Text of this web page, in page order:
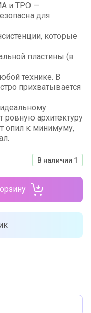
и TPO —
для
которые
пластины (в
технике. В
прихватывается
идеальному
архитектуру
опил к минимуму,
В наличии 1